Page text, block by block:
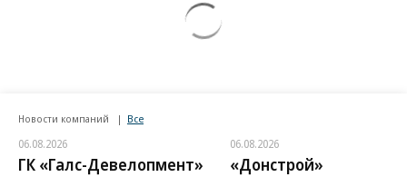
Новости компаний Все
06.08.2026
ГК «Галс-Девелопмент»
06.08.2026
«Донстрой»